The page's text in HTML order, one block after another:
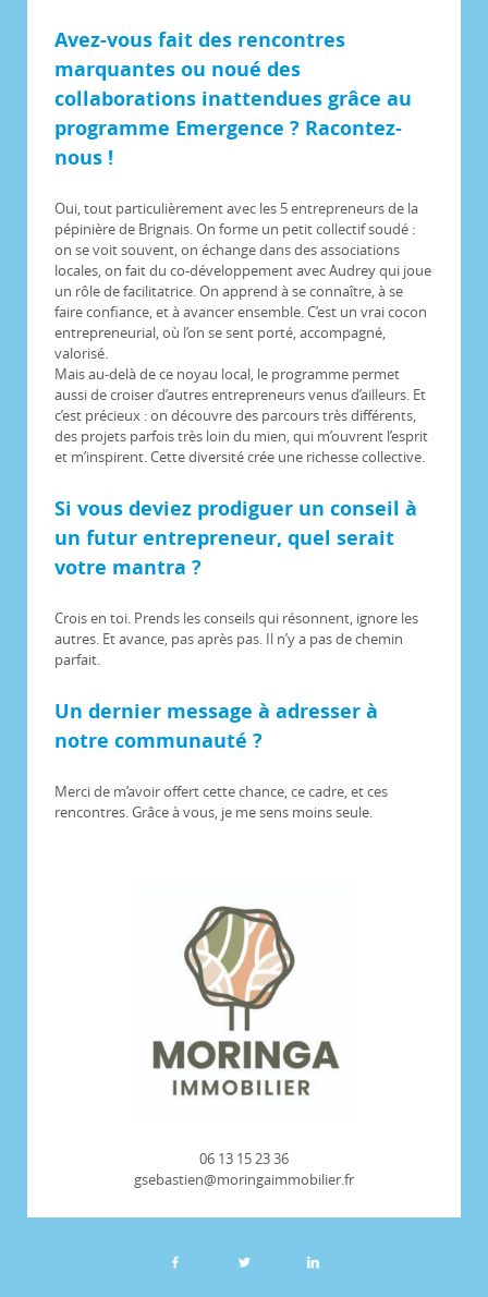
Avez-vous fait des rencontres
marquantes ou noué des
collaborations inattendues grâce au
programme Emergence ? Racontez-
nous !
Oui, tout particulièrement avec les 5 entrepreneurs de la
pépinière de Brignais. On forme un petit collectif soudé :
on se voit souvent, on échange dans des associations
locales, on fait du co-développement avec Audrey qui joue
un rôle de facilitatrice. On apprend à se connaître, à se
faire confiance, et à avancer ensemble. C’est un vrai cocon
entrepreneurial, où l’on se sent porté, accompagné,
valorisé.
Mais au-delà de ce noyau local, le programme permet
aussi de croiser d’autres entrepreneurs venus d’ailleurs. Et
c’est précieux : on découvre des parcours très différents,
des projets parfois très loin du mien, qui m’ouvrent l’esprit
et m’inspirent. Cette diversité crée une richesse collective.
Si vous deviez prodiguer un conseil à
un futur entrepreneur, quel serait
votre mantra ?
Crois en toi. Prends les conseils qui résonnent, ignore les
autres. Et avance, pas après pas. Il n’y a pas de chemin
parfait.
Un dernier message à adresser à
notre communauté ?
Merci de m’avoir offert cette chance, ce cadre, et ces
rencontres. Grâce à vous, je me sens moins seule.
06 13 15 23 36
gsebastien@moringaimmobilier.fr